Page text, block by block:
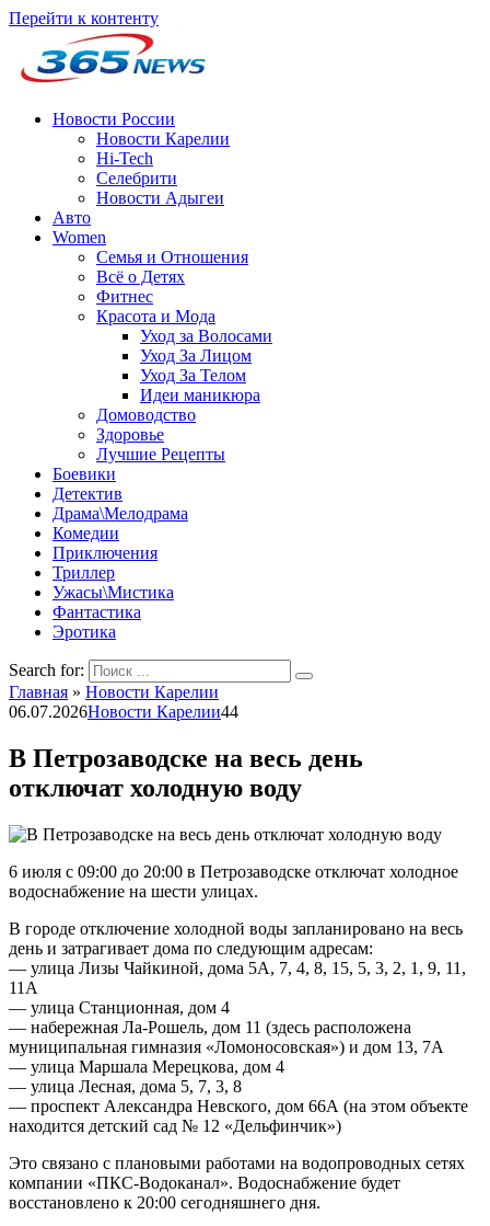
Перейти к контенту
Новости России
Новости Карелии
Hi-Tech
Селебрити
Новости Адыгеи
Авто
Women
Семья и Отношения
Всё о Детях
Фитнес
Красота и Мода
Уход за Волосами
Уход За Лицом
Уход За Телом
Идеи маникюра
Домоводство
Здоровье
Лучшие Рецепты
Боевики
Детектив
Драма\Мелодрама
Комедии
Приключения
Триллер
Ужасы\Мистика
Фантастика
Эротика
Search for:
Главная » Новости Карелии
06.07.2026Новости Карелии44
В Петрозаводске на весь день
отключат холодную воду
6 июля с 09:00 до 20:00 в Петрозаводске отключат холодное
водоснабжение на шести улицах.
В городе отключение холодной воды запланировано на весь
день и затрагивает дома по следующим адресам:
— улица Лизы Чайкиной, дома 5А, 7, 4, 8, 15, 5, 3, 2, 1, 9, 11,
11А
— улица Станционная, дом 4
— набережная Ла-Рошель, дом 11 (здесь расположена
муниципальная гимназия «Ломоносовская») и дом 13, 7А
— улица Маршала Мерецкова, дом 4
— улица Лесная, дома 5, 7, 3, 8
— проспект Александра Невского, дом 66А (на этом объекте
находится детский сад № 12 «Дельфинчик»)
Это связано с плановыми работами на водопроводных сетях
компании «ПКС-Водоканал». Водоснабжение будет
восстановлено к 20:00 сегодняшнего дня.